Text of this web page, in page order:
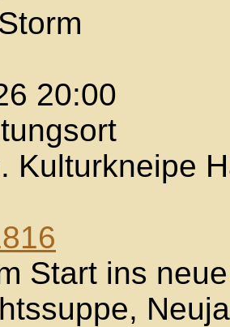
20:00
Kulturkneipe
Start ins